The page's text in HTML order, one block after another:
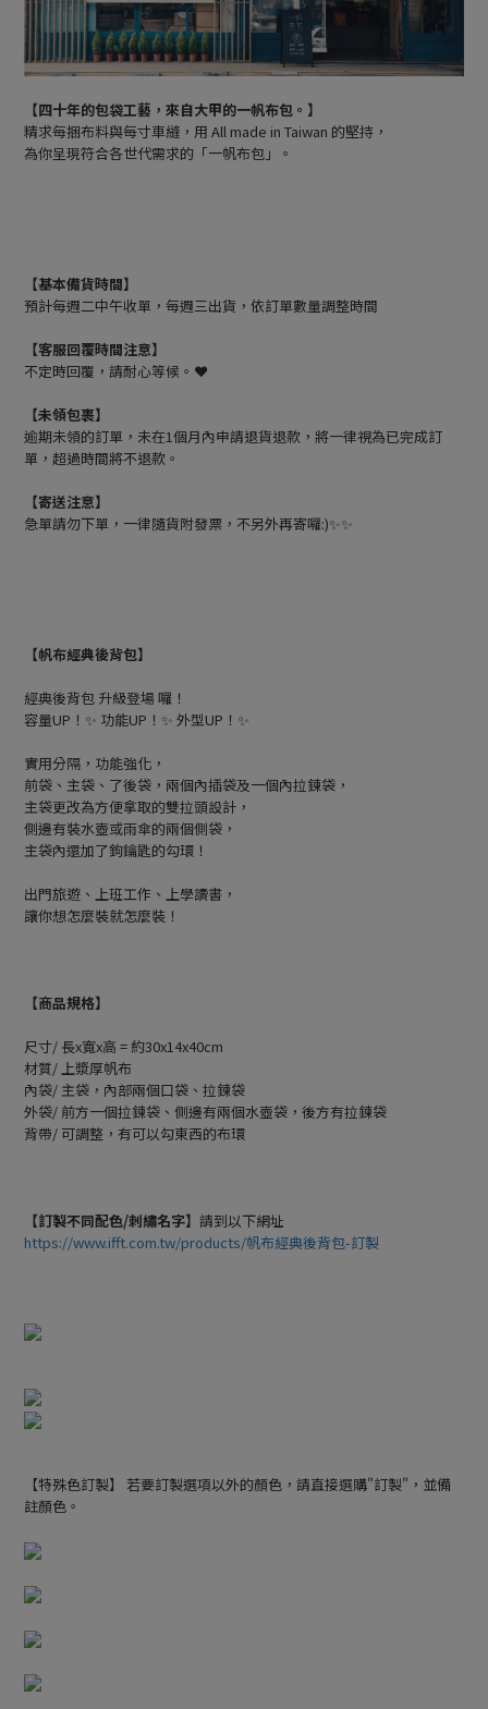
【四十年的包袋工藝，來自大甲的一帆布包。】
精求每捆布料與每寸車縫，用 All made in Taiwan 的堅持，
為你呈現符合各世代需求的「一帆布包」。
【基本備貨時間】
預計每週二中午收單，每週三出貨，依訂單數量調整時間
【客服回覆時間注意】
不定時回覆，請耐心等候。❤️
【未領包裹】
逾期未領的訂單，未在1個月內申請退貨退款，將一律視為已完成訂
單，超過時間將不退款。
【寄送注意】
急單請勿下單，一律隨貨附發票，不另外再寄囉:)✨✨
【帆布經典後背包】
經典後背包 升級登場 囉！
容量UP！✨ 功能UP！✨ 外型UP！✨
實用分隔，功能強化，
前袋、主袋、了後袋，兩個內插袋及一個內拉鍊袋，
主袋更改為方便拿取的雙拉頭設計，
側邊有裝水壺或雨傘的兩個側袋，
主袋內還加了鉤鑰匙的勾環！
出門旅遊、上班工作、上學讀書，
讓你想怎麼裝就怎麼裝！
【商品規格】
尺寸/ 長x寬x高 = 約30x14x40cm
材質/ 上漿厚帆布
內袋/ 主袋，內部兩個口袋、拉鍊袋
外袋/ 前方一個拉鍊袋、側邊有兩個水壺袋，後方有拉鍊袋
背帶/ 可調整，有可以勾東西的布環
【訂製不同配色/刺繡名字】 請到以下網址
https://www.ifft.com.tw/products/帆布經典後背包-訂製
【特殊色訂製】 若要訂製選項以外的顏色，請直接選購"訂製"，並備
註顏色。